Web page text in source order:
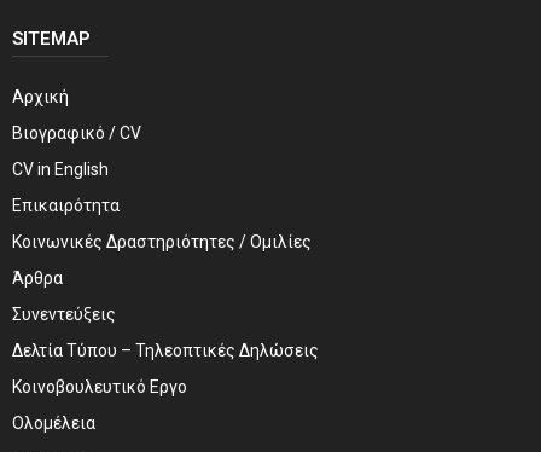
SITEMAP
Αρχική
Βιογραφικό / CV
CV in English
Επικαιρότητα
Κοινωνικές Δραστηριότητες / Ομιλίες
Άρθρα
Συνεντεύξεις
Δελτία Τύπου – Τηλεοπτικές Δηλώσεις
Κοινοβουλευτικό Εργο
Ολομέλεια